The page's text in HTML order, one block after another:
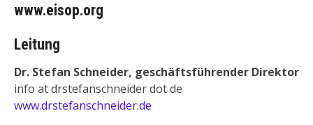
www.eisop.org
Leitung
Dr. Stefan Schneider, geschäftsführender Direktor
info at drstefanschneider dot de
www.drstefanschneider.de